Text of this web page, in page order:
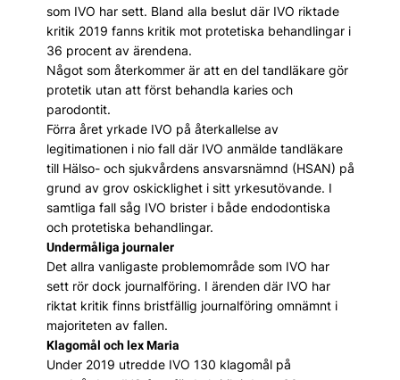
som IVO har sett. Bland alla beslut där IVO riktade
kritik 2019 fanns kritik mot protetiska behandlingar i
36 procent av ärendena.
Något som återkommer är att en del tandläkare gör
protetik utan att först behandla karies och
parodontit.
Förra året yrkade IVO på återkallelse av
legitimationen i nio fall där IVO anmälde tandläkare
till Hälso- och sjukvårdens ansvarsnämnd (HSAN) på
grund av grov oskicklighet i sitt yrkesutövande. I
samtliga fall såg IVO brister i både endodontiska
och protetiska behandlingar.
Undermåliga journaler
Det allra vanligaste problemområde som IVO har
sett rör dock journalföring. I ärenden där IVO har
riktat kritik finns bristfällig journalföring omnämnt i
majoriteten av fallen.
Klagomål och lex Maria
Under 2019 utredde IVO 130 klagomål på